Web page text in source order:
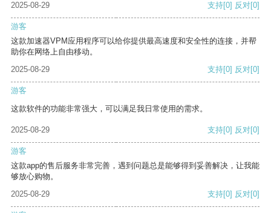
2025-08-29 支持[0] 反对[0]
游客
这款加速器VPM应用程序可以给你提供最高速度和安全性的连接，并帮
助你在网络上自由移动。
2025-08-29
支持[0] 反对[0]
游客
这款软件的功能非常强大，可以满足我日常使用的需求。
2025-08-29 支持[0] 反对[0]
游客
这款app的售后服务非常完善，遇到问题总是能够得到妥善解决，让我能
够放心购物。
2025-08-29
支持[0] 反对[0]